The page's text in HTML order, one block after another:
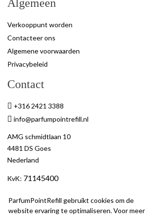
ParfumPointRefill gebruikt cookies om de
website ervaring te optimaliseren. Voor meer
Algemeen
Verkooppunt worden
Contacteer ons
Algemene voorwaarden
Privacybeleid
Contact
+316 2421 3388
info@parfumpointrefill.nl
AMG schmidtlaan 10
4481 DS Goes
Nederland
KvK: 71145400